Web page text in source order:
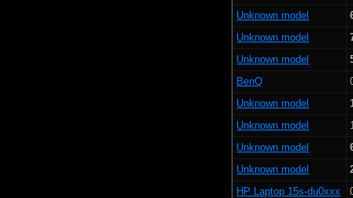
Unknown model
Unknown model
Unknown model
BenQ
Unknown model
Unknown model
Unknown model
Unknown model
HP Laptop 15s-du0xxx